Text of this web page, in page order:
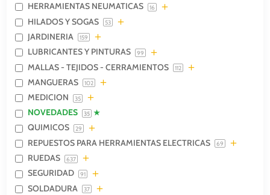
HERRAMIENTAS NEUMATICAS 16
HILADOS Y SOGAS 53
JARDINERIA 159
LUBRICANTES Y PINTURAS 99
MALLAS - TEJIDOS - CERRAMIENTOS 112
MANGUERAS 102
MEDICION 35
NOVEDADES 35
QUIMICOS 29
REPUESTOS PARA HERRAMIENTAS ELECTRICAS 69
RUEDAS 637
SEGURIDAD 91
SOLDADURA 37